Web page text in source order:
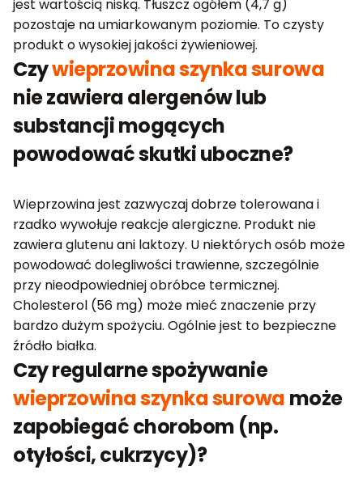
jest wartością niską. Tłuszcz ogółem (4,7 g)
pozostaje na umiarkowanym poziomie. To czysty
produkt o wysokiej jakości żywieniowej.
Czywieprzowina szynka surowa
nie zawiera alergenów lub
substancji mogących
powodować skutki uboczne?
Wieprzowina jest zazwyczaj dobrze tolerowana i
rzadko wywołuje reakcje alergiczne. Produkt nie
zawiera glutenu ani laktozy. U niektórych osób może
powodować dolegliwości trawienne, szczególnie
przy nieodpowiedniej obróbce termicznej.
Cholesterol (56 mg) może mieć znaczenie przy
bardzo dużym spożyciu. Ogólnie jest to bezpieczne
źródło białka.
Czy regularne spożywanie
wieprzowina szynka surowa może
zapobiegać chorobom (np.
otyłości, cukrzycy)?